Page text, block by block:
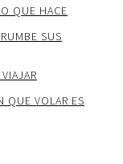
QUE HACE
SUS
QUE VOLAR ES